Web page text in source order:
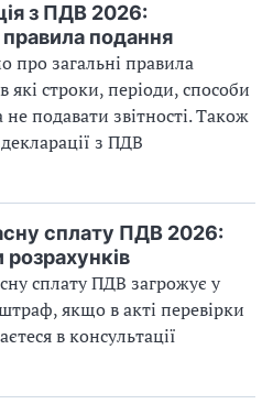
з ПДВ 2026:
подання
про загальні правила
які строки, періоди, способи
подавати звітності. Також
з ПДВ
сплату ПДВ 2026:
сплату ПДВ загрожує у
якщо в акті перевірки
в консультації